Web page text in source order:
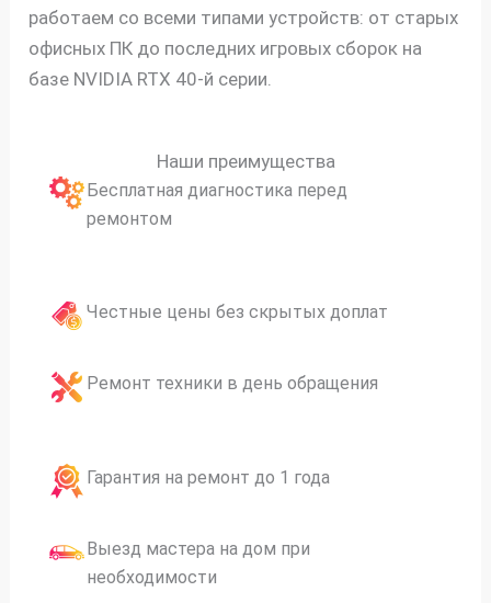
работаем со всеми типами устройств: от старых
офисных ПК до последних игровых сборок на
базе NVIDIA RTX 40-й серии.
Наши преимущества
Бесплатная диагностика перед
ремонтом
Честные цены без скрытых доплат
Ремонт техники в день обращения
Гарантия на ремонт до 1 года
Выезд мастера на дом при
необходимости